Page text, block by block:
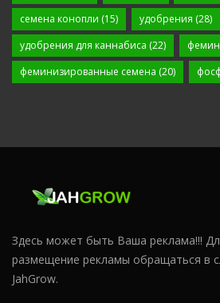
семена конопли (15) удобрения (28)
удобрения для каннабиса (22)
феминизированные семена (20)
Здесь может быть Ваша реклама!!!
размещение рекламы обращаться в
JahGrow.